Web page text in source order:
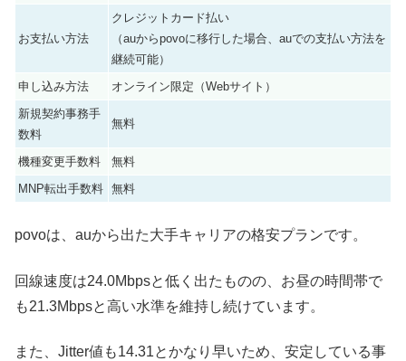
お支払い方法
クレジットカード払い
（auからpovoに移行した場合、auでの支払い方法を
継続可能）
申し込み方法
オンライン限定（Webサイト）
新規契約事務手
数料
無料
機種変更手数料
無料
MNP転出手数料 無料
povoは、auから出た大手キャリアの格安プランです。
回線速度は24.0Mbpsと低く出たものの、お昼の時間帯で
も21.3Mbpsと高い水準を維持し続けています。
また、Jitter値も14.31とかなり早いため、安定している事